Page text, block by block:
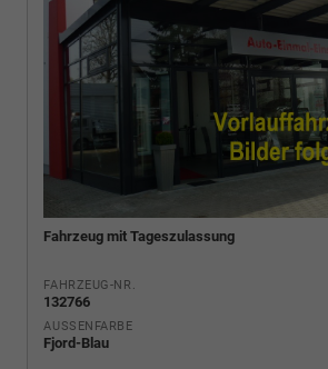
Fahrzeug mit Tageszulassung
FAHRZEUG-NR.
132766
AUSSENFARBE
Fjord-Blau